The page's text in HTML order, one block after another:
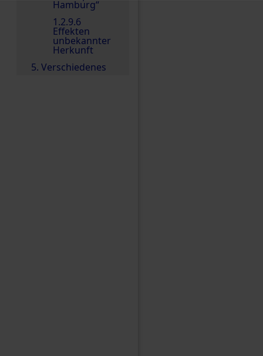
Hamburg“
1.2.9.6
Effekten
unbekannter
Herkunft
5. Verschiedenes